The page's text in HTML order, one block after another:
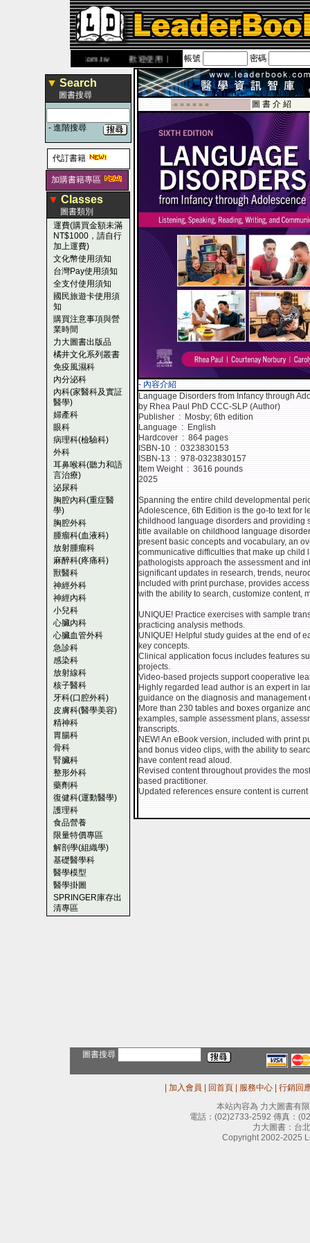
www.leaderbook.com.tw歡迎使用 國民旅遊卡！！
帳號 密碼
▼ Search
圖書搜尋
- 進階搜尋
代訂書籍
加購書籍專區
▼ Classes
圖書類別
運費(購買金額未滿
NT$1000，請自行
加上運費)
文化幣使用須知
台灣Pay使用須知
全支付使用須知
國民旅遊卡使用須
知
購買注意事項與營
業時間
力大圖書出版品
橘井文化系列叢書
免疫風濕科
內分泌科
內科(家醫科及實証
醫學)
婦產科
眼科
病理科(檢驗科)
外科
耳鼻喉科(聽力和語
言治療)
泌尿科
胸腔內科(重症醫
學)
胸腔外科
腫瘤科(血液科)
放射腫瘤科
麻醉科(疼痛科)
獸醫科
神經外科
神經內科
小兒科
心臟內科
心臟血管外科
急診科
感染科
放射線科
核子醫科
牙科(口腔外科)
皮膚科(醫學美容)
精神科
胃腸科
骨科
腎臟科
整形外科
藥劑科
復健科(運動醫學)
護理科
食品營養
限量特價專區
解剖學(組織學)
基礎醫學科
醫學模型
醫學掛圖
SPRINGER庫存出
清專區
-■ ■ ■ ■ ■ ■ 圖 書 介 紹
- 內容介紹
Language Disorders from Infancy through
by Rhea Paul PhD CCC-SLP (Author)
Publisher ‏ : ‎ Mosby; 6th edition
Language ‏ : ‎ English
Hardcover ‏ : ‎ 864 pages
ISBN-10 ‏ : ‎ 0323830153
ISBN-13 ‏ : ‎ 978-0323830157
Item Weight ‏ : ‎ 3616 pounds
2025
Spanning the entire child developmental
Adolescence, 6th Edition is the go-to text for
childhood language disorders and providing
title available on childhood language
present basic concepts and vocabulary, an
communicative difficulties that make up
pathologists approach the assessment and
significant updates in research, trends,
included with print purchase, provides
with the ability to search, customize content,
UNIQUE! Practice exercises with sample
practicing analysis methods.
UNIQUE! Helpful study guides at the end of
key concepts.
Clinical application focus includes features
projects.
Video-based projects support cooperative
Highly regarded lead author is an expert in
guidance on the diagnosis and
More than 230 tables and boxes organize
examples, sample assessment plans,
transcripts.
NEW! An eBook version, included with print
and bonus video clips, with the ability to
have content read aloud.
Revised content throughout provides the
based practitioner.
Updated references ensure content is
圖書搜尋
加入會員 回首頁 服務中心
行銷回
本站內容為 力大圖書有
電話： (02)2733-2592 傳真：
力大圖書：台
Copyright 2002-2025